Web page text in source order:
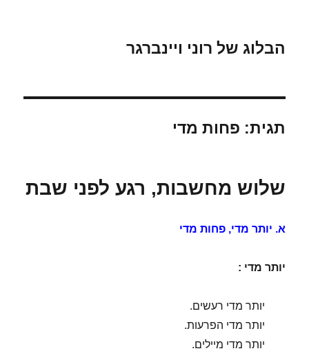
הבלוג של רוני ויינברגר
תגית: פחות מדי
שלוש מחשבות, רגע לפני שבת
א. יותר מדי, פחות מדי
יותר מדי :
יותר מדי רעשים.
יותר מדי הפרעות.
יותר מדי מיילים.